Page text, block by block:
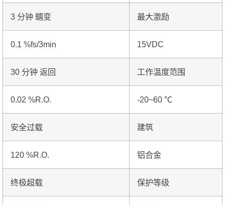
3 分钟 蠕变 最大激励
0.1 %fs/3min 15VDC
30 分钟 返回 工作温度范围
0.02 %R.O. -20~60 ℃
安全过载 建筑
120 %R.O. 铝合金
终极超载 保护等级